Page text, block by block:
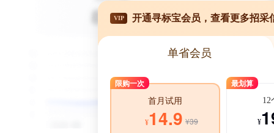
VIP 开通寻标宝会员，查看更多招采
单省会员
限购一次
首月试用
¥14.9 ¥39
最划算
12
¥